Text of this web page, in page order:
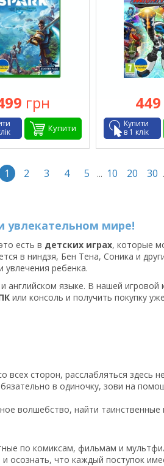
грн
Купити
449
Купити
в 1 клік
1 2 3 4 5 ... 10 20 30
увлекательном мире!
есть в детских играх, которые
в ниндзя, Бен Тена, Соника и
ребенка.
английском языке. В нашей
или консоль и получить покупку
всех сторон, расслабляться здесь
в одиночку, зови на
волшебство, найти
по комиксам, фильмам и
осознать, что каждый поступок